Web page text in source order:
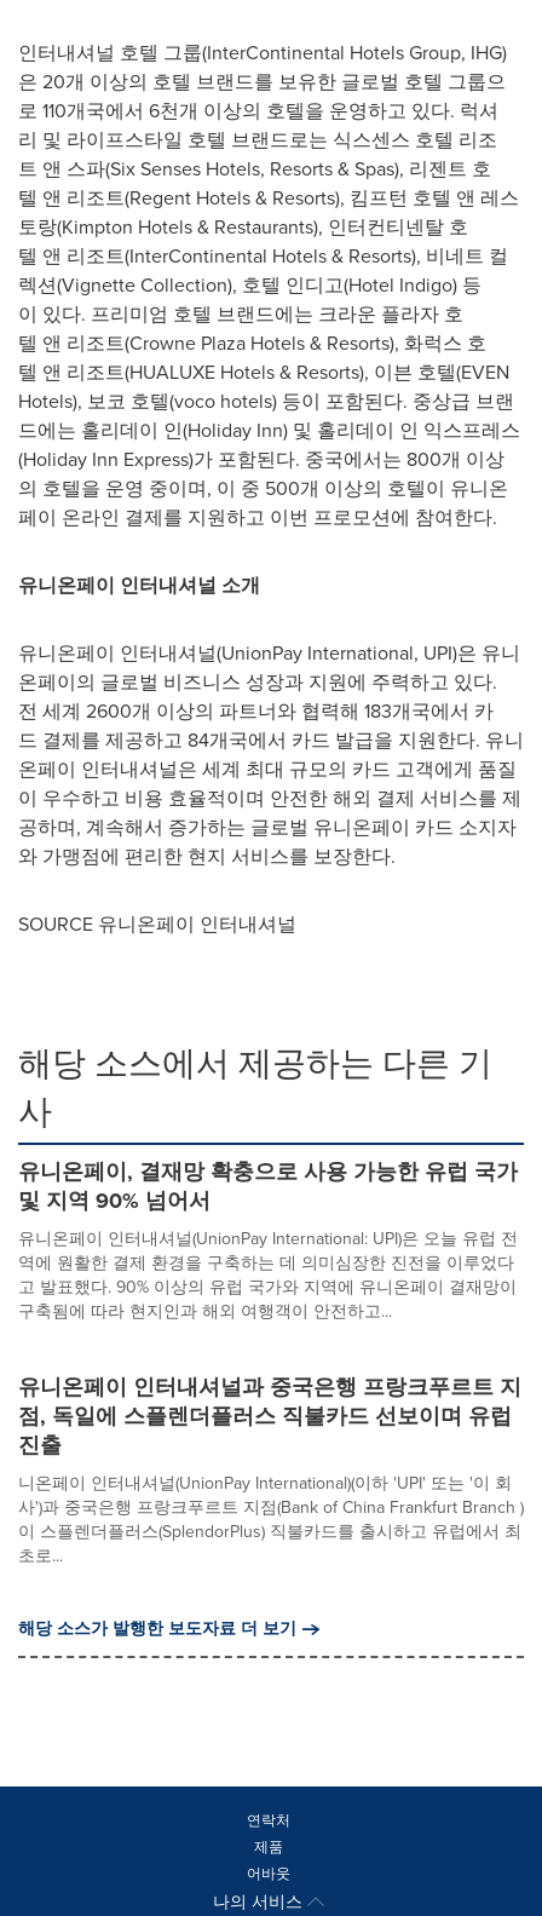
인터내셔널 호텔 그룹(InterContinental Hotels Group, IHG)
은 20개 이상의 호텔 브랜드를 보유한 글로벌 호텔 그룹으
로 110개국에서 6천개 이상의 호텔을 운영하고 있다. 럭셔
리 및 라이프스타일 호텔 브랜드로는 식스센스 호텔 리조
트 앤 스파(Six Senses Hotels, Resorts & Spas), 리젠트 호
텔 앤 리조트(Regent Hotels & Resorts), 킴프턴 호텔 앤 레스
토랑(Kimpton Hotels & Restaurants), 인터컨티넨탈 호
텔 앤 리조트(InterContinental Hotels & Resorts), 비네트 컬
렉션(Vignette Collection), 호텔 인디고(Hotel Indigo) 등
이 있다. 프리미엄 호텔 브랜드에는 크라운 플라자 호
텔 앤 리조트(Crowne Plaza Hotels & Resorts), 화럭스 호
텔 앤 리조트(HUALUXE Hotels & Resorts), 이븐 호텔(EVEN
Hotels), 보코 호텔(voco hotels) 등이 포함된다. 중상급 브랜
드에는 홀리데이 인(Holiday Inn) 및 홀리데이 인 익스프레스
(Holiday Inn Express)가 포함된다. 중국에서는 800개 이상
의 호텔을 운영 중이며, 이 중 500개 이상의 호텔이 유니온
페이 온라인 결제를 지원하고 이번 프로모션에 참여한다.
유니온페이 인터내셔널 소개
유니온페이 인터내셔널(UnionPay International, UPI)은 유니
온페이의 글로벌 비즈니스 성장과 지원에 주력하고 있다.
전 세계 2600개 이상의 파트너와 협력해 183개국에서 카
드 결제를 제공하고 84개국에서 카드 발급을 지원한다. 유니
온페이 인터내셔널은 세계 최대 규모의 카드 고객에게 품질
이 우수하고 비용 효율적이며 안전한 해외 결제 서비스를 제
공하며, 계속해서 증가하는 글로벌 유니온페이 카드 소지자
와 가맹점에 편리한 현지 서비스를 보장한다.
SOURCE 유니온페이 인터내셔널
해당 소스에서 제공하는 다른 기
사
유니온페이, 결재망 확충으로 사용 가능한 유럽 국가
및 지역 90% 넘어서
유니온페이 인터내셔널(UnionPay International: UPI)은 오늘 유럽 전
역에 원활한 결제 환경을 구축하는 데 의미심장한 진전을 이루었다
고 발표했다. 90% 이상의 유럽 국가와 지역에 유니온페이 결재망이
구축됨에 따라 현지인과 해외 여행객이 안전하고...
유니온페이 인터내셔널과 중국은행 프랑크푸르트 지
점, 독일에 스플렌더플러스 직불카드 선보이며 유럽
진출
니온페이 인터내셔널(UnionPay International)(이하 'UPI' 또는 '이 회
사')과 중국은행 프랑크푸르트 지점(Bank of China Frankfurt Branch )
이 스플렌더플러스(SplendorPlus) 직불카드를 출시하고 유럽에서 최
초로...
해당 소스가 발행한 보도자료 더 보기
연락처
제품
어바웃
나의 서비스